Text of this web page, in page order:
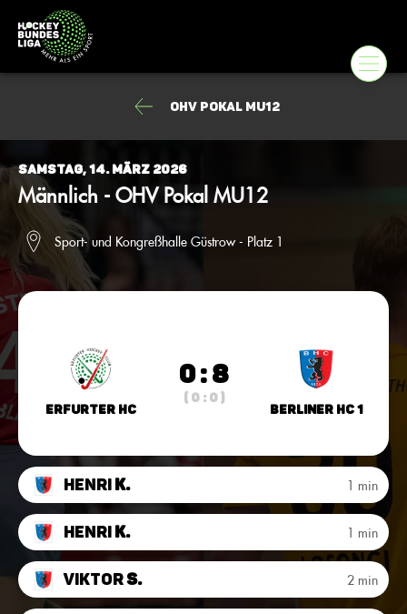
OHV Pokal MU12
Samstag, 14. März 2026
Männlich - OHV Pokal MU12
Sport- und Kongreßhalle Güstrow - Platz 1
Erfurter HC
0 : 8
( 0 : 0 )
Berliner HC 1
HenriK. 1 min
HenriK. 1 min
ViktorS. 2 min